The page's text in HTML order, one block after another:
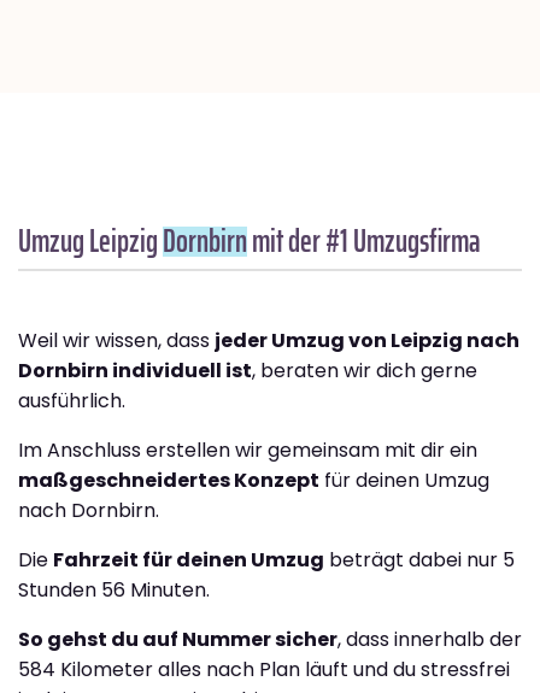
Umzug LeipzigDornbirnmit der #1 Umzugsfirma
Weil wir wissen, dass jeder Umzug von Leipzig nach
Dornbirn individuell ist, beraten wir dich gerne
ausführlich.
Im Anschluss erstellen wir gemeinsam mit dir ein
maßgeschneidertes Konzept für deinen Umzug
nach Dornbirn.
Die Fahrzeit für deinen Umzug beträgt dabei nur 5
Stunden 56 Minuten.
So gehst du auf Nummer sicher, dass innerhalb der
584 Kilometer alles nach Plan läuft und du stressfrei